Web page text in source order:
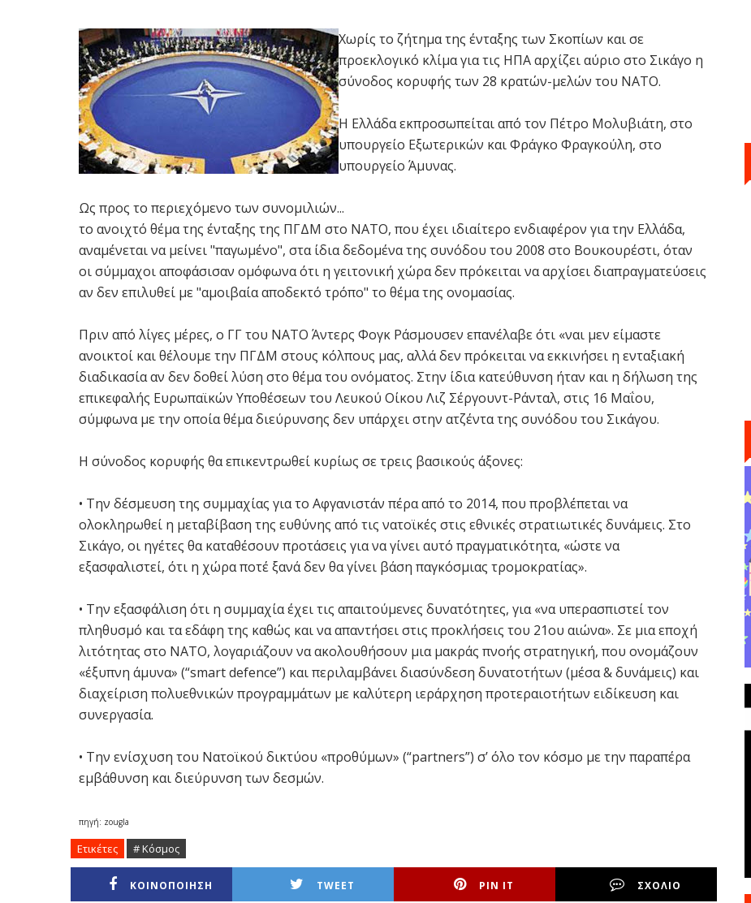
Χωρίς το ζήτημα της ένταξης των Σκοπίων και σε
προεκλογικό κλίμα για τις ΗΠΑ αρχίζει αύριο στο Σικάγο η
σύνοδος κορυφής των 28 κρατών-μελών του ΝΑΤΟ.
Η Ελλάδα εκπροσωπείται από τον Πέτρο Μολυβιάτη, στο
υπουργείο Εξωτερικών και Φράγκο Φραγκούλη, στο
υπουργείο Άμυνας.
Ως προς το περιεχόμενο των συνομιλιών...
το ανοιχτό θέμα της ένταξης της ΠΓΔΜ στο ΝΑΤΟ, που έχει ιδιαίτερο ενδιαφέρον για την Ελλάδα,
αναμένεται να μείνει "παγωμένο", στα ίδια δεδομένα της συνόδου του 2008 στο Βουκουρέστι, όταν
οι σύμμαχοι αποφάσισαν ομόφωνα ότι η γειτονική χώρα δεν πρόκειται να αρχίσει διαπραγματεύσεις
αν δεν επιλυθεί με "αμοιβαία αποδεκτό τρόπο" το θέμα της ονομασίας.
Πριν από λίγες μέρες, ο ΓΓ του ΝΑΤΟ Άντερς Φογκ Ράσμουσεν επανέλαβε ότι «ναι μεν είμαστε
ανοικτοί και θέλουμε την ΠΓΔΜ στους κόλπους μας, αλλά δεν πρόκειται να εκκινήσει η ενταξιακή
διαδικασία αν δεν δοθεί λύση στο θέμα του ονόματος. Στην ίδια κατεύθυνση ήταν και η δήλωση της
επικεφαλής Ευρωπαϊκών Υποθέσεων του Λευκού Οίκου Λιζ Σέργουντ-Ράνταλ, στις 16 Μαΐου,
σύμφωνα με την οποία θέμα διεύρυνσης δεν υπάρχει στην ατζέντα της συνόδου του Σικάγου.
Η σύνοδος κορυφής θα επικεντρωθεί κυρίως σε τρεις βασικούς άξονες:
• Την δέσμευση της συμμαχίας για το Αφγανιστάν πέρα από το 2014, που προβλέπεται να
ολοκληρωθεί η μεταβίβαση της ευθύνης από τις νατοϊκές στις εθνικές στρατιωτικές δυνάμεις. Στο
Σικάγο, οι ηγέτες θα καταθέσουν προτάσεις για να γίνει αυτό πραγματικότητα, «ώστε να
εξασφαλιστεί, ότι η χώρα ποτέ ξανά δεν θα γίνει βάση παγκόσμιας τρομοκρατίας».
• Την εξασφάλιση ότι η συμμαχία έχει τις απαιτούμενες δυνατότητες, για «να υπερασπιστεί τον
πληθυσμό και τα εδάφη της καθώς και να απαντήσει στις προκλήσεις του 21ου αιώνα». Σε μια εποχή
λιτότητας στο ΝΑΤΟ, λογαριάζουν να ακολουθήσουν μια μακράς πνοής στρατηγική, που ονομάζουν
«έξυπνη άμυνα» (“smart defence”) και περιλαμβάνει διασύνδεση δυνατοτήτων (μέσα & δυνάμεις) και
διαχείριση πολυεθνικών προγραμμάτων με καλύτερη ιεράρχηση προτεραιοτήτων ειδίκευση και
συνεργασία.
• Την ενίσχυση του Νατοϊκού δικτύου «προθύμων» (“partners”) σ’ όλο τον κόσμο με την παραπέρα
εμβάθυνση και διεύρυνση των δεσμών.
πηγή: zougla
Ετικέτες # Κόσμος
ΚΟΙΝΟΠΟΙΗΣΗ TWEET PIN IT ΣΧΟΛΙΟ